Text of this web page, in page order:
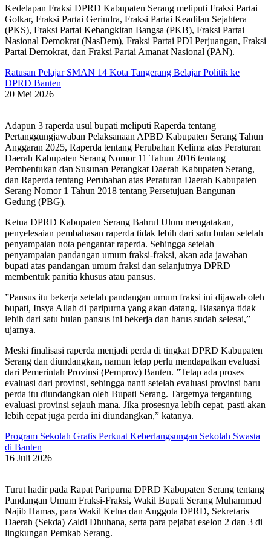
Kedelapan Fraksi DPRD Kabupaten Serang meliputi Fraksi Partai
Golkar, Fraksi Partai Gerindra, Fraksi Partai Keadilan Sejahtera
(PKS), Fraksi Partai Kebangkitan Bangsa (PKB), Fraksi Partai
Nasional Demokrat (NasDem), Fraksi Partai PDI Perjuangan, Fraksi
Partai Demokrat, dan Fraksi Partai Amanat Nasional (PAN).
Ratusan Pelajar SMAN 14 Kota Tangerang Belajar Politik ke
DPRD Banten
20 Mei 2026
Adapun 3 raperda usul bupati meliputi Raperda tentang
Pertanggungjawaban Pelaksanaan APBD Kabupaten Serang Tahun
Anggaran 2025, Raperda tentang Perubahan Kelima atas Peraturan
Daerah Kabupaten Serang Nomor 11 Tahun 2016 tentang
Pembentukan dan Susunan Perangkat Daerah Kabupaten Serang,
dan Raperda tentang Perubahan atas Peraturan Daerah Kabupaten
Serang Nomor 1 Tahun 2018 tentang Persetujuan Bangunan
Gedung (PBG).
Ketua DPRD Kabupaten Serang Bahrul Ulum mengatakan,
penyelesaian pembahasan raperda tidak lebih dari satu bulan setelah
penyampaian nota pengantar raperda. Sehingga setelah
penyampaian pandangan umum fraksi-fraksi, akan ada jawaban
bupati atas pandangan umum fraksi dan selanjutnya DPRD
membentuk panitia khusus atau pansus.
”Pansus itu bekerja setelah pandangan umum fraksi ini dijawab oleh
bupati, Insya Allah di paripurna yang akan datang. Biasanya tidak
lebih dari satu bulan pansus ini bekerja dan harus sudah selesai,”
ujarnya.
Meski finalisasi raperda menjadi perda di tingkat DPRD Kabupaten
Serang dan diundangkan, namun tetap perlu mendapatkan evaluasi
dari Pemerintah Provinsi (Pemprov) Banten. ”Tetap ada proses
evaluasi dari provinsi, sehingga nanti setelah evaluasi provinsi baru
perda itu diundangkan oleh Bupati Serang. Targetnya tergantung
evaluasi provinsi sejauh mana. Jika prosesnya lebih cepat, pasti akan
lebih cepat juga perda ini diundangkan,” katanya.
Program Sekolah Gratis Perkuat Keberlangsungan Sekolah Swasta
di Banten
16 Juli 2026
Turut hadir pada Rapat Paripurna DPRD Kabupaten Serang tentang
Pandangan Umum Fraksi-Fraksi, Wakil Bupati Serang Muhammad
Najib Hamas, para Wakil Ketua dan Anggota DPRD, Sekretaris
Daerah (Sekda) Zaldi Dhuhana, serta para pejabat eselon 2 dan 3 di
lingkungan Pemkab Serang.